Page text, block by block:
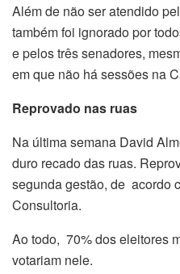
Além de não ser atendido
também foi ignorado por
e pelos três senadores,
em que não há sessões na
Reprovado nas ruas
Na última semana David
duro recado das ruas.
segunda gestão, de acordo
Consultoria.
​Ao todo, 70% dos eleitores
votariam nele.